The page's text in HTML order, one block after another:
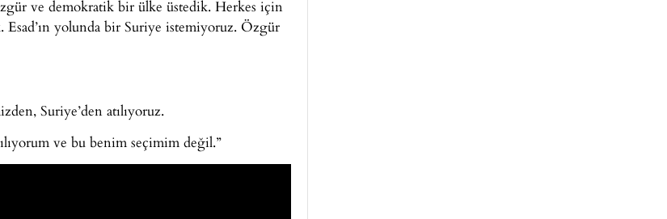
ve demokratik bir ülke üstedik. Herkes için
yolunda bir Suriye istemiyoruz. Özgür
Suriye’den atılıyoruz.
ve bu benim seçimim değil.”